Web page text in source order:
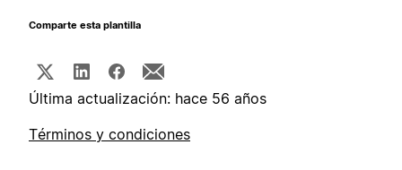
Comparte esta plantilla
Última actualización: hace 56 años
Términos y condiciones